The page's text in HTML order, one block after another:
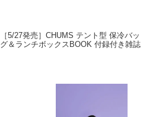
［5/27発売］CHUMS テント型 保冷バッ
グ＆ランチボックスBOOK 付録付き雑誌